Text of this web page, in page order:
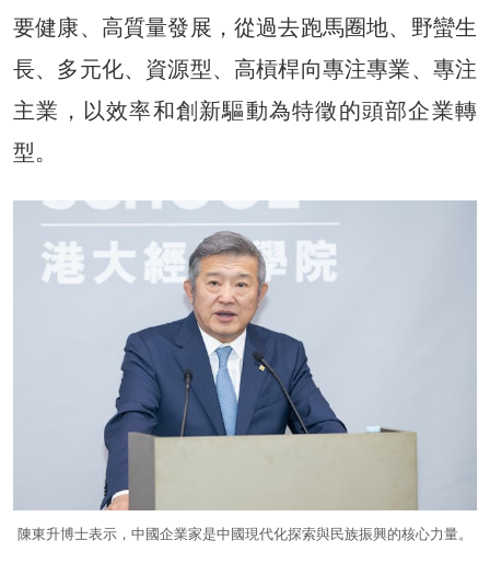
要健康、高質量發展，從過去跑馬圈地、野蠻生
長、多元化、資源型、高槓桿向專注專業、專注
主業，以效率和創新驅動為特徵的頭部企業轉
型。
陳東升博士表示，中國企業家是中國現代化探索與民族振興的核心力量。